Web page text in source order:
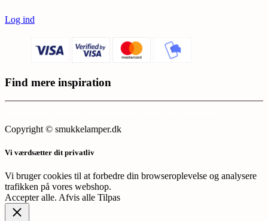
Log ind
Find mere inspiration
Copyright © smukkelamper.dk
Vi værdsætter dit privatliv
Vi bruger cookies til at forbedre din browseroplevelse og analysere
trafikken på vores webshop.
Accepter alle. Afvis alle Tilpas